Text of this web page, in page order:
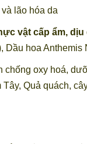
lão hóa da
vật cấp ẩm, dịu
Dầu hoa
oxy hoá,
Quả quách,